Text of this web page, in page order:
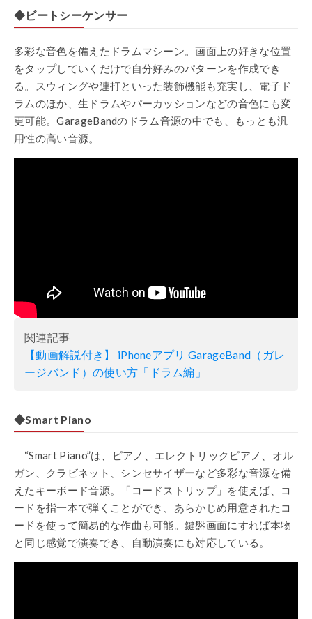
◆ビートシーケンサー
多彩な音色を備えたドラムマシーン。画面上の好きな位置
をタップしていくだけで自分好みのパターンを作成でき
る。スウィングや連打といった装飾機能も充実し、電子ド
ラムのほか、生ドラムやパーカッションなどの音色にも変
更可能。GarageBandのドラム音源の中でも、もっとも汎
用性の高い音源。
関連記事
【動画解説付き】
iPhoneアプリ GarageBand （ガレ
ージバンド）の使い方「ドラム編」
◆Smart Piano
“Smart Piano”は、ピアノ、エレクトリックピアノ、オル
ガン、クラビネット、シンセサイザーなど多彩な音源を備
えたキーボード音源。「コードストリップ」を使えば、コ
ードを指一本で弾くことができ、あらかじめ用意されたコ
ードを使って簡易的な作曲も可能。鍵盤画面にすれば本物
と同じ感覚で演奏でき、自動演奏にも対応している。